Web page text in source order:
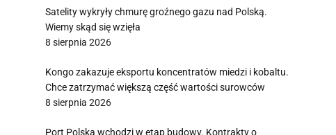
Satelity wykryły chmurę groźnego gazu nad Polską.
Wiemy skąd się wzięła
8 sierpnia 2026
Kongo zakazuje eksportu koncentratów miedzi i kobaltu.
Chce zatrzymać większą część wartości surowców
8 sierpnia 2026
Port Polska wchodzi w etap budowy. Kontrakty o